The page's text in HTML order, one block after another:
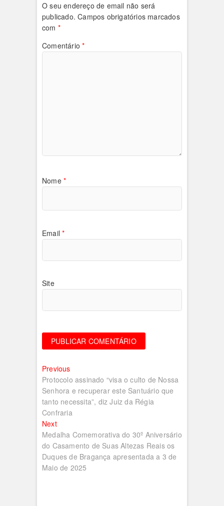
O seu endereço de email não será
publicado. Campos obrigatórios marcados
com *
Comentário*
Nome *
Email*
Site
Navegação
de
artigos
PreviousPrevious
post:
Protocolo assinado “visa o culto de Nossa
Senhora e recuperar este Santuário que
tanto necessita”, diz Juiz da Régia
Confraria
NextNext
post:
Medalha Comemorativa do 30º Aniversário
do Casamento de Suas Altezas Reais os
Duques de Bragança apresentada a 3 de
Maio de 2025